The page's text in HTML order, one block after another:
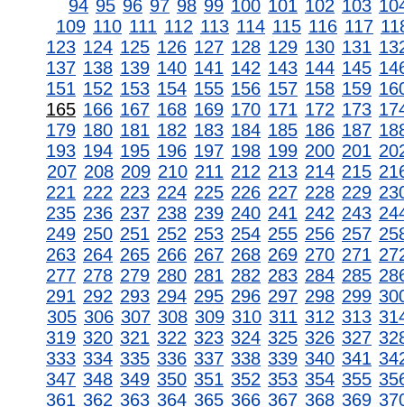
94 95 96 97 98 99 100 101 102 103
109 110 111 112 113 114 115 116 117
123 124 125 126 127 128 129 130 131
137 138 139 140 141 142 143 144 145
151 152 153 154 155 156 157 158 159
165 166 167 168 169 170 171 172 173
179 180 181 182 183 184 185 186 187
193 194 195 196 197 198 199 200 201
207 208 209 210 211 212 213 214 215
221 222 223 224 225 226 227 228 229
235 236 237 238 239 240 241 242 243
249 250 251 252 253 254 255 256 257
263 264 265 266 267 268 269 270 271
277 278 279 280 281 282 283 284 285
291 292 293 294 295 296 297 298 299
305 306 307 308 309 310 311 312 313
319 320 321 322 323 324 325 326 327
333 334 335 336 337 338 339 340 341
347 348 349 350 351 352 353 354 355
361 362 363 364 365 366 367 368 369